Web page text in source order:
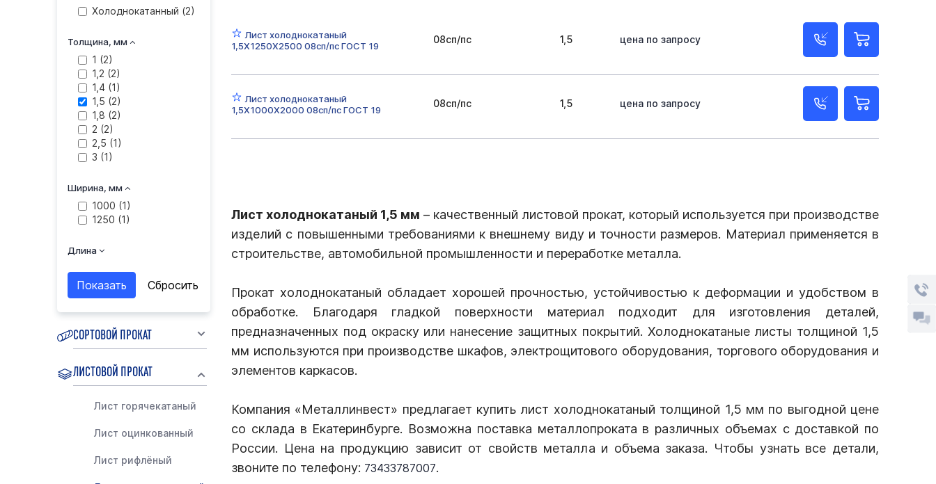
Холоднокатанный (2)
Толщина, мм
1 (2)
1,2 (2)
1,4 (1)
1,5 (2)
1,8 (2)
2 (2)
2,5 (1)
3 (1)
Ширина, мм
1000 (1)
1250 (1)
Длина
СОРТОВОЙ ПРОКАТ
ЛИСТОВОЙ ПРОКАТ
Лист горячекатаный
Лист оцинкованный
Лист рифлёный
Лист холоднокатаный
1,5Х1250Х2500 08сп/пс ГОСТ 19
08сп/пс 1,5 цена по запросу
Лист холоднокатаный
1,5Х1000Х2000 08сп/пс ГОСТ 19
08сп/пс 1,5 цена по запросу
Лист холоднокатаный 1,5 мм – качественный листовой прокат, который используется при производстве
изделий с повышенными требованиями к внешнему виду и точности размеров. Материал применяется в
строительстве, автомобильной промышленности и переработке металла.
Прокат холоднокатаный обладает хорошей прочностью, устойчивостью к деформации и удобством в
обработке. Благодаря гладкой поверхности материал подходит для изготовления деталей,
предназначенных под окраску или нанесение защитных покрытий. Холоднокатаные листы толщиной 1,5
мм используются при производстве шкафов, электрощитового оборудования, торгового оборудования и
элементов каркасов.
Компания «Металлинвест» предлагает купить лист холоднокатаный толщиной 1,5 мм по выгодной цене
со склада в Екатеринбурге. Возможна поставка металлопроката в различных объемах с доставкой по
России. Цена на продукцию зависит от свойств металла и объема заказа. Чтобы узнать все детали,
звоните по телефону: 73433787007.